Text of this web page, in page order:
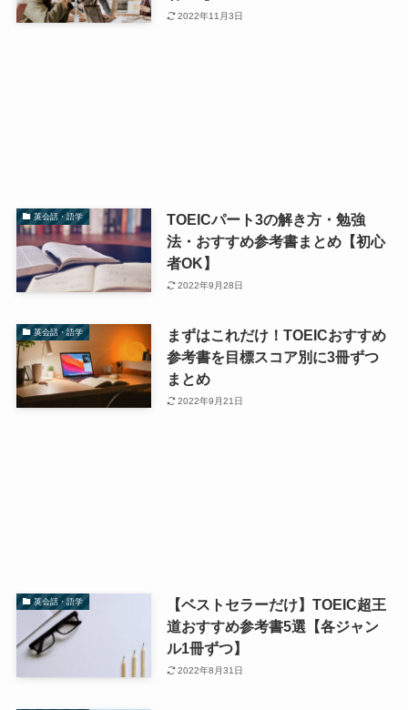
2022年11月3日
英会話・語学
TOEICパート3の解き方・勉強
法・おすすめ参考書まとめ【初心
者OK】
2022年9月28日
英会話・語学
まずはこれだけ！TOEICおすすめ
参考書を目標スコア別に3冊ずつ
まとめ
2022年9月21日
英会話・語学
【ベストセラーだけ】TOEIC超王
道おすすめ参考書5選【各ジャン
ル1冊ずつ】
2022年8月31日